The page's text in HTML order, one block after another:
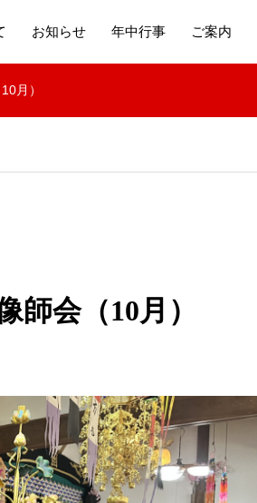
お知らせ 年中行事 ご案内
月）
師会（10月）